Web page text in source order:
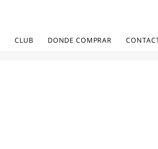
CLUB DONDE COMPRAR